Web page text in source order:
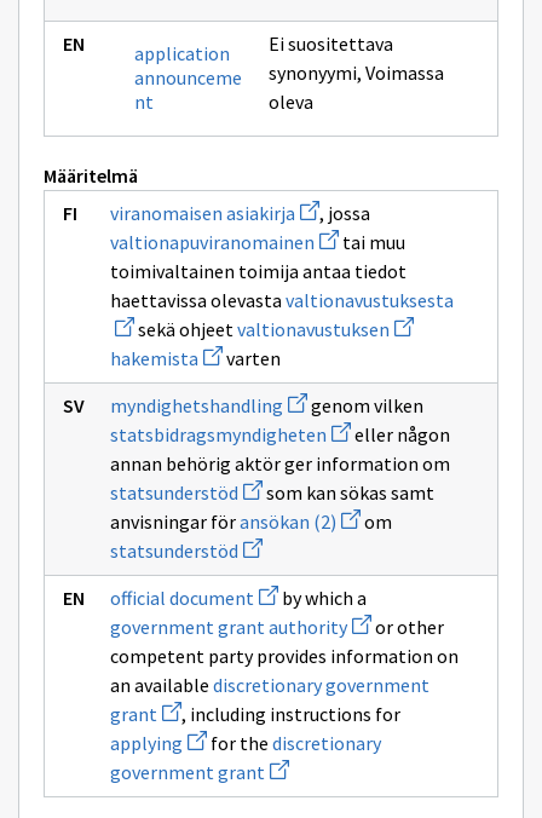
application
announceme
nt
Ei suositettava
synonyymi,Voimassa
oleva
Määritelmä
viranomaisen asiakirja Avaa
uuden
ikkunan
sivulle
viranomaisen
asiakirja
, jossa
valtionapuviranomainen Avaa
uuden
ikkunan
sivulle
valtionapuviranomainen
tai muu
toimivaltainen toimija antaa tiedot
haettavissa olevasta valtionavustuksesta
sekä ohjeetvaltionavustuksen Avaa
uuden
sivulle
valtionavustuksen
hakemista Avaa
uuden
ikkunan
sivulle
hakemista
varten
myndighetshandling Avaa
uuden
ikkunan
sivulle
myndighetshandling
genom vilken
statsbidragsmyndigheten Avaa
uuden
ikkunan
sivulle
statsbidragsmyndigheten
eller någon
annan behörig aktör ger information om
statsunderstöd Avaa
uuden
ikkunan
sivulle
statsunderstöd
som kan sökas samt
anvisningar föransökan (2) Avaa
uuden
sivulle
ansökan
(2)
om
statsunderstöd Avaa
uuden
ikkunan
sivulle
statsunderstöd
official document Avaa
uuden
ikkunan
sivulle
official
document
by which a
government grant authorityAvaa
uuden
ikkunan
sivulle
government
grant
authority
or other
competent party provides information on
an available discretionary government
grant Avaa
uuden
ikkunan
sivulle
discretionary
government
, including instructions for
applying Avaa
uuden
ikkunan
sivulle
for the discretionary
government grant Avaa
uuden
ikkunan